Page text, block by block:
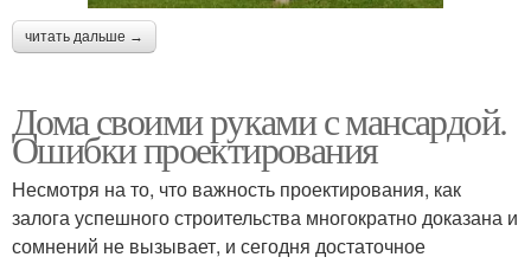
читать дальше →
Дома своими руками с мансардой.
Ошибки проектирования
Несмотря на то, что важность проектирования, как
залога успешного строительства многократно доказана и
сомнений не вызывает, и сегодня достаточное